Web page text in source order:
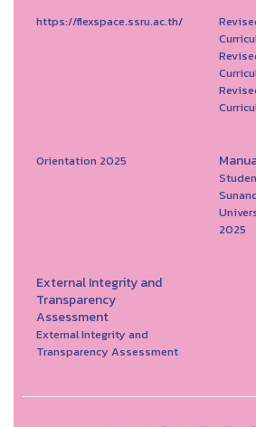
https://flexspace.ssru.ac.th/
Orientation 2025
2025
External Integrity and
Transparency
Assessment
External Integrity and
Transparency Assessment